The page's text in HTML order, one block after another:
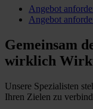
Angebot
Angebot
Gemeinsam
wirklich
Unsere Spezialisten
Ihren Zielen zu